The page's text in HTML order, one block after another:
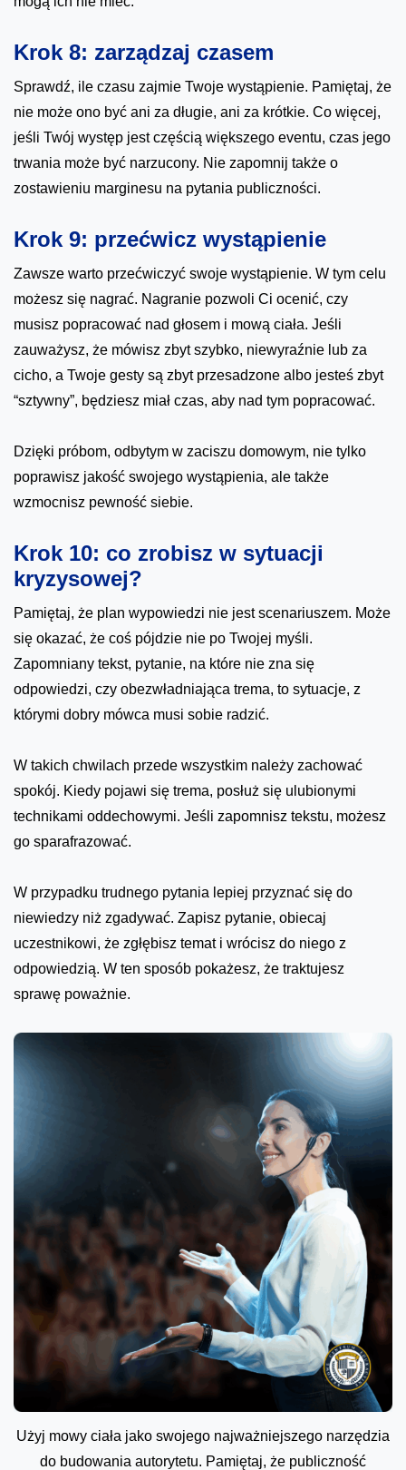
Krok 8: zarządzaj czasem
Sprawdź, ile czasu zajmie Twoje wystąpienie. Pamiętaj, że
nie może ono być ani za długie, ani za krótkie. Co więcej,
jeśli Twój występ jest częścią większego eventu, czas jego
trwania może być narzucony. Nie zapomnij także o
zostawieniu marginesu na pytania publiczności.
Krok 9: przećwicz wystąpienie
Zawsze warto przećwiczyć swoje wystąpienie. W tym celu
możesz się nagrać. Nagranie pozwoli Ci ocenić, czy
musisz popracować nad głosem i mową ciała. Jeśli
zauważysz, że mówisz zbyt szybko, niewyraźnie lub za
cicho, a Twoje gesty są zbyt przesadzone albo jesteś zbyt
“sztywny”, będziesz miał czas, aby nad tym popracować.
Dzięki próbom, odbytym w zaciszu domowym, nie tylko
poprawisz jakość swojego wystąpienia, ale także
wzmocnisz pewność siebie.
Krok 10: co zrobisz w sytuacji
kryzysowej?
Pamiętaj, że plan wypowiedzi nie jest scenariuszem. Może
się okazać, że coś pójdzie nie po Twojej myśli.
Zapomniany tekst, pytanie, na które nie zna się
odpowiedzi, czy obezwładniająca trema, to sytuacje, z
którymi dobry mówca musi sobie radzić.
W takich chwilach przede wszystkim należy zachować
spokój. Kiedy pojawi się trema, posłuż się ulubionymi
technikami oddechowymi. Jeśli zapomnisz tekstu, możesz
go sparafrazować.
W przypadku trudnego pytania lepiej przyznać się do
niewiedzy niż zgadywać. Zapisz pytanie, obiecaj
uczestnikowi, że zgłębisz temat i wrócisz do niego z
odpowiedzią. W ten sposób pokażesz, że traktujesz
sprawę poważnie.
Użyj mowy ciała jako swojego najważniejszego narzędzia
do budowania autorytetu. Pamiętaj, że publiczność